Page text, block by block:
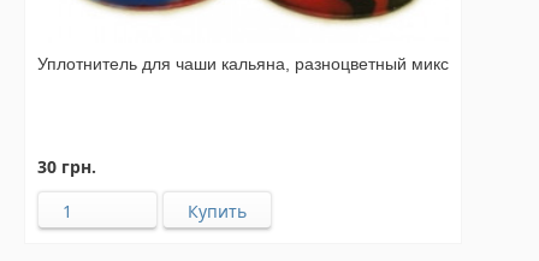
Уплотнитель для чаши кальяна, разноцветный микс
30 грн.